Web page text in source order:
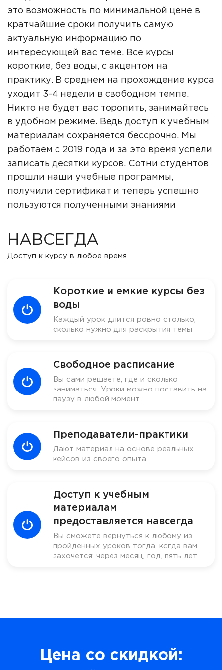
это возможность по минимальной цене в
кратчайшие сроки получить самую
актуальную информацию по
интересующей вас теме. Все курсы
короткие, без воды, с акцентом на
практику. В среднем на прохождение курса
уходит 3-4 недели в свободном темпе.
Никто не будет вас торопить, занимайтесь
в удобном режиме. Ведь доступ к учебным
материалам сохраняется бессрочно. Мы
работаем с 2019 года и за это время успели
записать десятки курсов. Сотни студентов
прошли наши учебные программы,
получили сертификат и теперь успешно
пользуются полученными знаниями
НАВСЕГДА
Доступ к курсу в любое время
Короткие и емкие курсы без
воды
Каждый урок длится ровно столько,
сколько нужно для раскрытия темы
Свободное расписание
Вы сами решаете, где и сколько
заниматься. Уроки можно поставить на
паузу в любой момент
Преподаватели-практики
Дают материал на основе реальных
кейсов из своего опыта
Доступ к учебным
материалам
предоставляется навсегда
Вы сможете вернуться к любому из
пройденных уроков тогда, когда вам
захочется: через месяц, год, пять лет
Цена со скидкой: